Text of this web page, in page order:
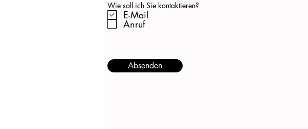
Wie soll ich Sie kontaktieren?
E-Mail
Anruf
Absenden